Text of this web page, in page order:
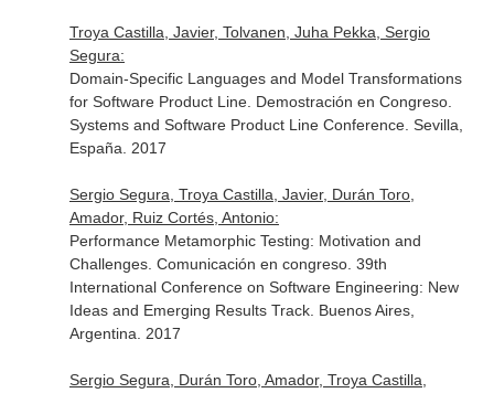
Troya Castilla, Javier, Tolvanen, Juha Pekka, Sergio
Segura:
Domain-Specific Languages and Model Transformations
for Software Product Line. Demostración en Congreso.
Systems and Software Product Line Conference. Sevilla,
España. 2017
Sergio Segura, Troya Castilla, Javier, Durán Toro,
Amador, Ruiz Cortés, Antonio:
Performance Metamorphic Testing: Motivation and
Challenges. Comunicación en congreso. 39th
International Conference on Software Engineering: New
Ideas and Emerging Results Track. Buenos Aires,
Argentina. 2017
Sergio Segura, Durán Toro, Amador, Troya Castilla,